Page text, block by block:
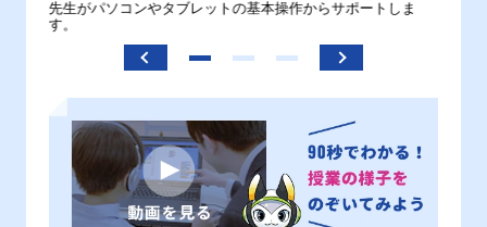
先生がパソコンやタブレットの基本操作からサポートしま
す。